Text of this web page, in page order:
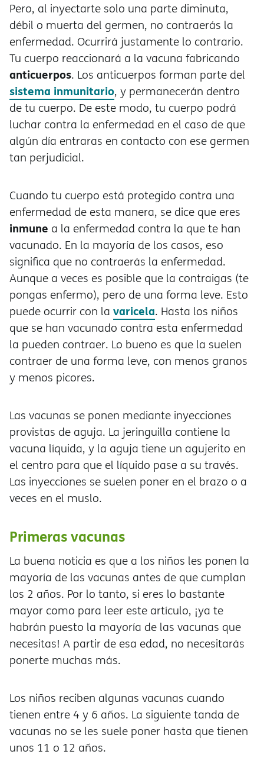
Pero, al inyectarte solo una parte diminuta,
débil o muerta del germen, no contraerás la
enfermedad. Ocurrirá justamente lo contrario.
Tu cuerpo reaccionará a la vacuna fabricando
anticuerpos. Los anticuerpos forman parte del
sistema inmunitario, y permanecerán dentro
de tu cuerpo. De este modo, tu cuerpo podr
luchar contra la enfermedad en el caso de que
algún día entraras en contacto con ese germen
tan perjudicial.
Cuando tu cuerpo está protegido contra una
enfermedad de esta manera, se dice que eres
inmune a la enfermedad contra la que te han
vacunado. En la mayoría de los casos, eso
significa que no contraerás la enfermedad.
Aunque a veces es posible que la contraigas (te
pongas enfermo), pero de una forma leve. Esto
puede ocurrir con la varicela. Hasta los niños
que se han vacunado contra esta enfermedad
la pueden contraer. Lo bueno es que la suelen
contraer de una forma leve, con menos granos
y menos picores.
Las vacunas se ponen mediante inyecciones
provistas de aguja. La jeringuilla contiene la
vacuna líquida, y la aguja tiene un agujerito en
el centro para que el líquido pase a su través.
Las inyecciones se suelen poner en el brazo o a
veces en el muslo.
Primeras vacunas
La buena noticia es que a los niños les ponen la
mayoría de las vacunas antes de que cumplan
los 2 años. Por lo tanto, si eres lo bastante
mayor como para leer este artículo, ¡ya te
habrán puesto la mayoría de las vacunas que
necesitas! A partir de esa edad, no necesitarás
ponerte muchas más.
Los niños reciben algunas vacunas cuando
tienen entre 4 y 6 años. La siguiente tanda de
vacunas no se les suele poner hasta que tienen
unos 11 o 12 años.